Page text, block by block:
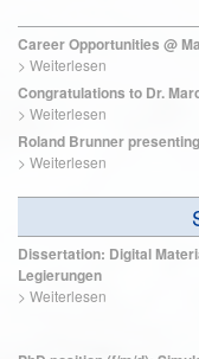
Career Opportunities @
> Weiterlesen
Congratulations to Dr.
> Weiterlesen
Roland Brunner
> Weiterlesen
Dissertation: Digital
Legierungen
> Weiterlesen